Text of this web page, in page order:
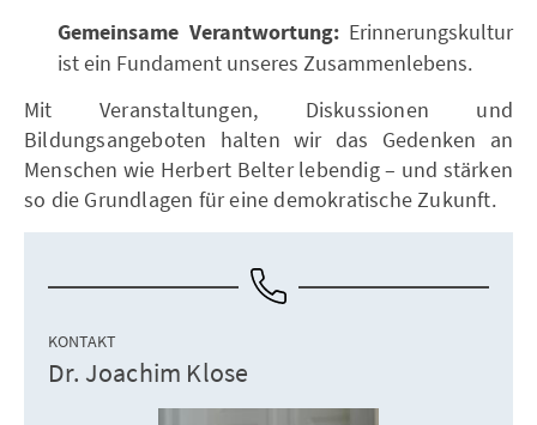
Gemeinsame Verantwortung:Erinnerungskultur
ist ein Fundament unseres Zusammenlebens.
Mit Veranstaltungen, Diskussionen und
Bildungsangeboten halten wir das Gedenken an
Menschen wie Herbert Belter lebendig – und stärken
so die Grundlagen für eine demokratische Zukunft.
KONTAKT
Dr. Joachim Klose